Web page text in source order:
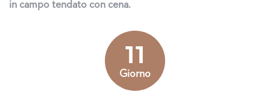
in campo tendato con cena.
11
Giorno